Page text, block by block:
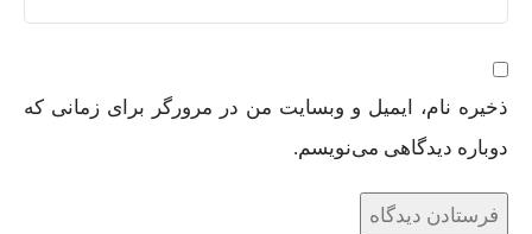
ذخیره نام، ایمیل و وبسایت من در مرورگر برای زمانی که
دوباره دیدگاهی می‌نویسم.